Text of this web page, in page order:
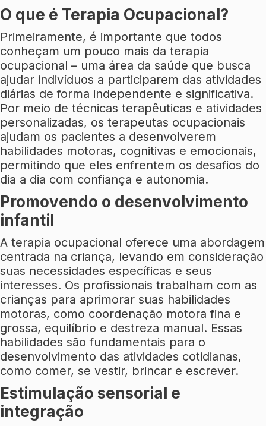
O que é Terapia Ocupacional?
Primeiramente, é importante que todos
conheçam um pouco mais da terapia
ocupacional – uma área da saúde que busca
ajudar indivíduos a participarem das atividades
diárias de forma independente e significativa.
Por meio de técnicas terapêuticas e atividades
personalizadas, os terapeutas ocupacionais
ajudam os pacientes a desenvolverem
habilidades motoras, cognitivas e emocionais,
permitindo que eles enfrentem os desafios do
dia a dia com confiança e autonomia.
Promovendo o desenvolvimento
infantil
A terapia ocupacional oferece uma abordagem
centrada na criança, levando em consideração
suas necessidades específicas e seus
interesses. Os profissionais trabalham com as
crianças para aprimorar suas habilidades
motoras, como coordenação motora fina e
grossa, equilíbrio e destreza manual. Essas
habilidades são fundamentais para o
desenvolvimento das atividades cotidianas,
como comer, se vestir, brincar e escrever.
Estimulação sensorial e
integração